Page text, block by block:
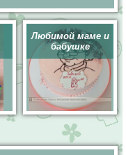
Любимой маме и
бабушке